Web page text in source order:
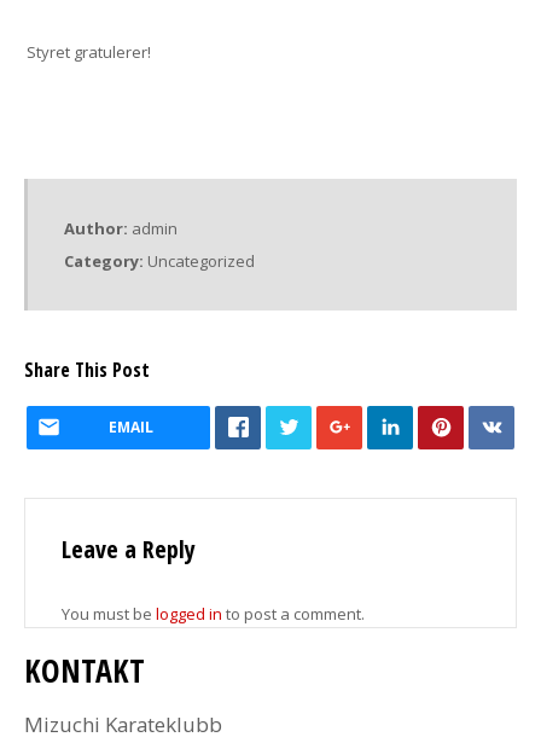
Styret gratulerer!
Author: admin
Category: Uncategorized
Share This Post
EMAIL
Leave a Reply
You must be logged in to post a comment.
KONTAKT
Mizuchi Karateklubb